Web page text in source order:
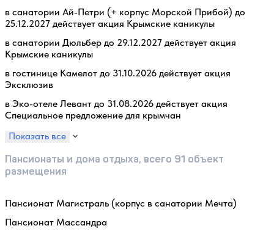
в санатории Ай-Петри (+ корпус Морской Прибой) до
25.12.2027 действует акция Крымские каникулы
в санатории Дюльбер до 29.12.2027 действует акция
Крымские каникулы
в гостинице Камелот до 31.10.2026 действует акция
Эксклюзив
в Эко-отеле Левант до 31.08.2026 действует акция
Специальное предложение для крымчан
Показать все
Пансионаты и дома отдыха, всего 91 объект
размещения
Пансионат Магистраль (корпус в санатории Мечта)
Пансионат Массандра